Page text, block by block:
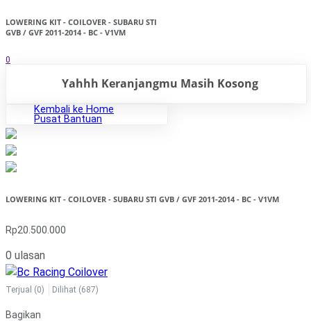
LOWERING KIT - COILOVER - SUBARU STI
GVB / GVF 2011-2014 - BC - V1VM
0
Yahhh Keranjangmu Masih Kosong
Kembali ke Home
Pusat Bantuan
LOWERING KIT - COILOVER - SUBARU STI GVB / GVF 2011-2014 - BC - V1VM
Rp20.500.000
0 ulasan
Terjual (0) Dilihat (687)
Bagikan